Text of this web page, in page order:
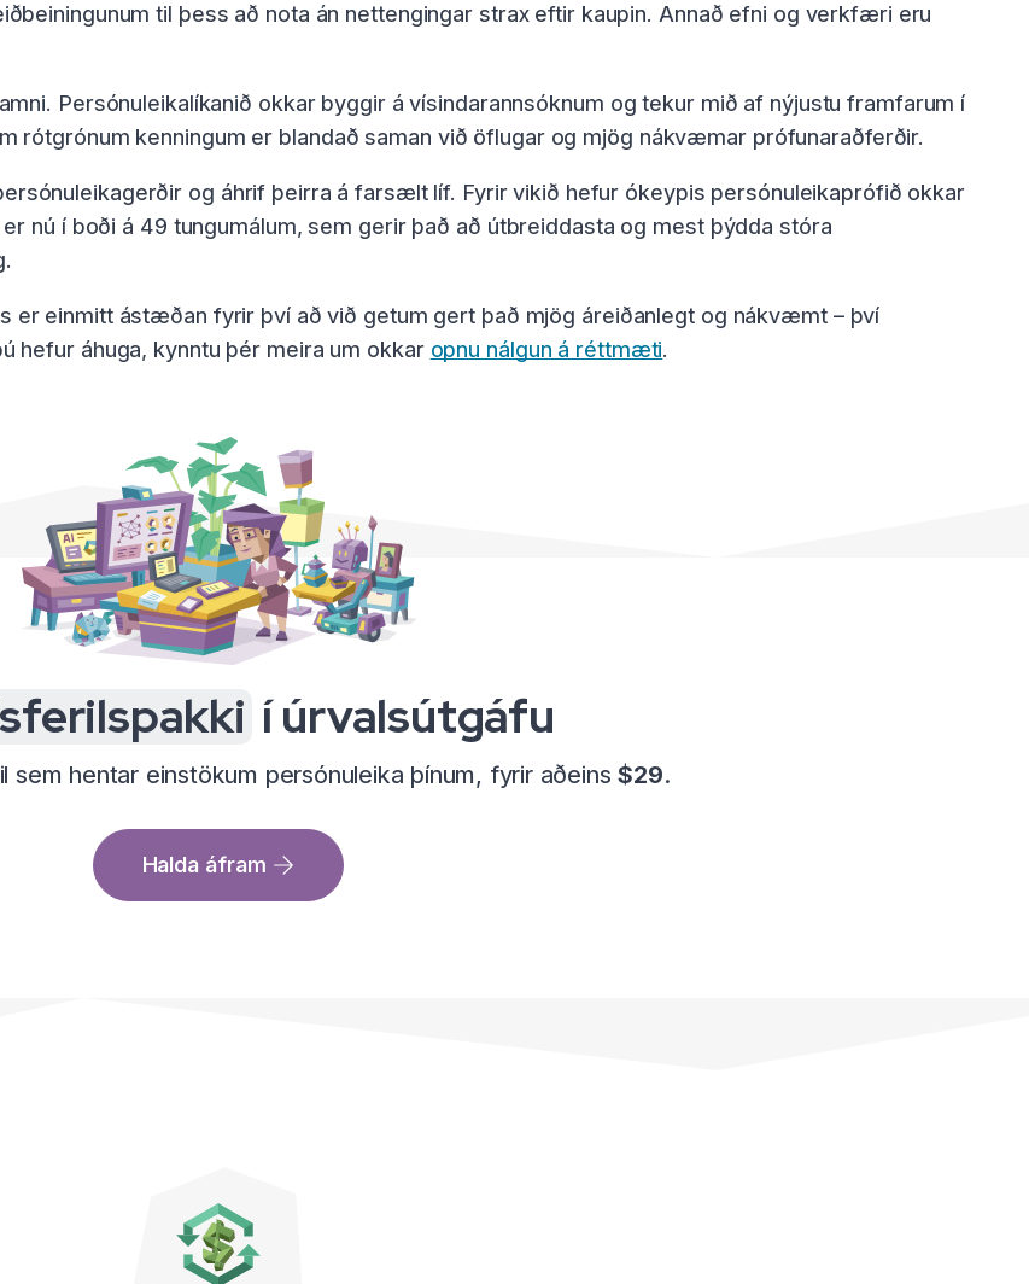
til þess að nota án nettengingar strax eftir kaupin. Annað efni og verkfæri eru
Persónuleikalíkanið okkar byggir á vísindarannsóknum og tekur mið af nýjustu framfarum í
rótgrónum kenningum er blandað saman við öflugar og mjög nákvæmar prófunaraðferðir.
og áhrif þeirra á farsælt líf. Fyrir vikið hefur ókeypis persónuleikaprófið okkar
nú í boði á 49 tungumálum, sem gerir það að útbreiddasta og mest þýdda stóra
er einmitt ástæðan fyrir því að við getum gert það mjög áreiðanlegt og nákvæmt – því
hefur áhuga, kynntu þér meira um okkar opnu nálgun á réttmæti.
í úrvalsútgáfu
sem hentar einstökum persónuleika þínum, fyrir aðeins$29.
Halda áfram